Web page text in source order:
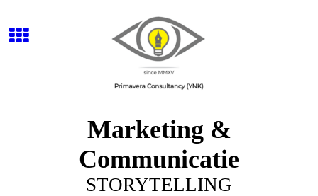
Marketing &
Communicatie
STORYTELLING